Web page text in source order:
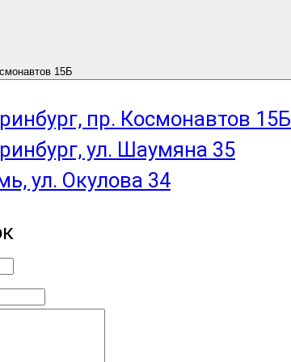
15Б
пр. Космонавтов 15Б
ул. Шаумяна 35
ул. Окулова 34